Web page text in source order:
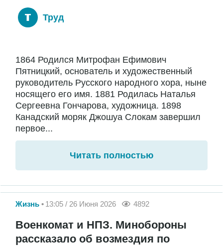
Труд
1864 Родился Митрофан Ефимович
Пятницкий, основатель и художественный
руководитель Русского народного хора, ныне
носящего его имя. 1881 Родилась Наталья
Сергеевна Гончарова, художница. 1898
Канадский моряк Джошуа Слокам завершил
первое...
Читать полностью
Жизнь 13:05 / 26 Июня 2026 4892
Военкомат и НПЗ. Минобороны
рассказало об возмездия по